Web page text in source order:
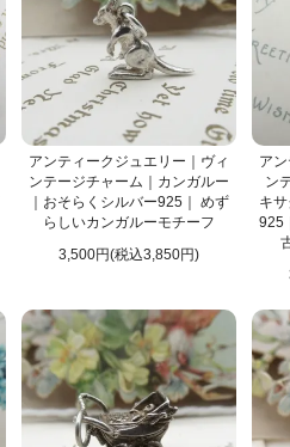
アンティークジュエリー｜ヴィ
ンテージチャーム｜カンガルー
｜おそらくシルバー925｜ めず
らしいカンガルーモチーフ
3,500円(税込3,850円)
ア
ン
キ
925